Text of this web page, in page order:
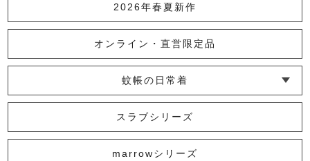
2026年春夏新作
オンライン・直営限定品
蚊帳の日常着
└ インナー
└ トップス
└ ワンピース
└ パンツ
└ スカート
└ 羽織りもの
└ キッズ・ベビー
スラブシリーズ
marrowシリーズ